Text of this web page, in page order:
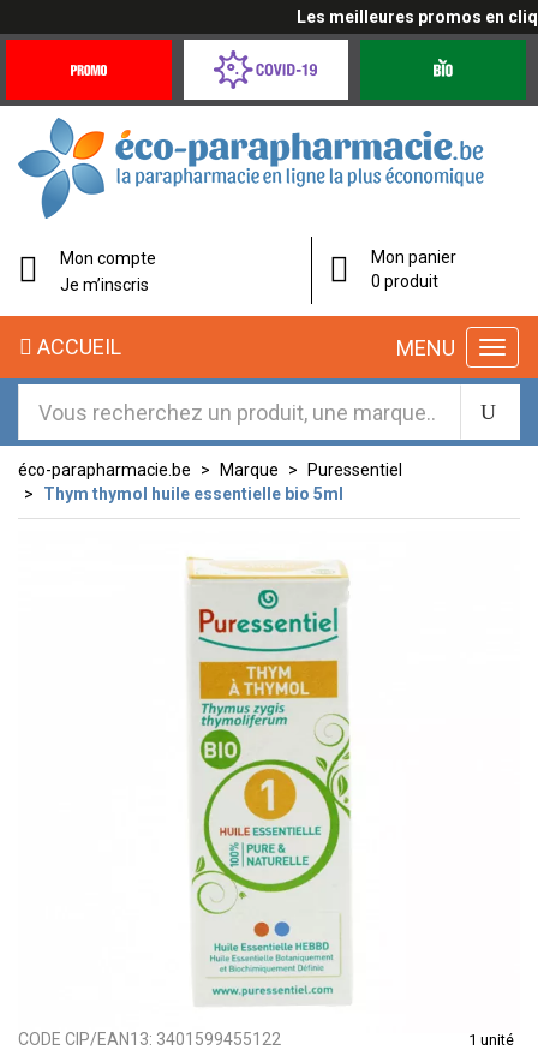
Les meilleures promos en
Offres
Coronavirus
éco-
parapharmacie.fr
éco-
parapharmacie.fr
Mon compte
Je m’inscris
Mon panier
0 produit
MENU
ACCUEIL
éco-parapharmacie.be Marque
Puressentiel
Thym thymol huile essentielle bio 5ml
CODE CIP/EAN13: 3401599455122 1 unité